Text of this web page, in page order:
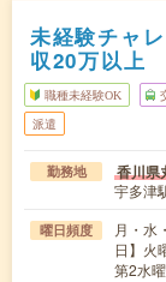
未経験チャ
収20万以上
職種未経験OK
派遣
勤務地 香川県
宇多津
曜日頻度
月・
日】火
第2水曜